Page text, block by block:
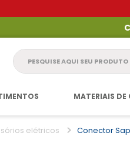
Pesquise aqui seu
MATERIAIS
elétricos Conector